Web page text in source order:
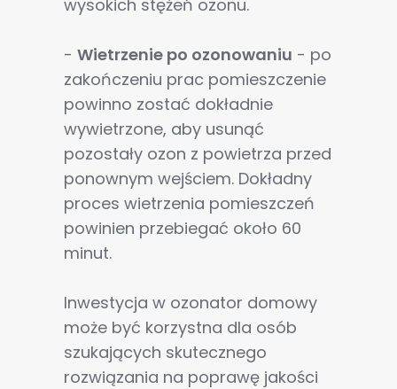
wysokich stężeń ozonu.
- Wietrzenie po ozonowaniu - po
zakończeniu prac pomieszczenie
powinno zostać dokładnie
wywietrzone, aby usunąć
pozostały ozon z powietrza przed
ponownym wejściem. Dokładny
proces wietrzenia pomieszczeń
powinien przebiegać około 60
minut.
Inwestycja w ozonator domowy
może być korzystna dla osób
szukających skutecznego
rozwiązania na poprawę jakości